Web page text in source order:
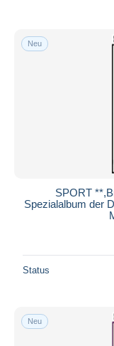
Neu
SPORT
Spezialalbum der
Status
Neu